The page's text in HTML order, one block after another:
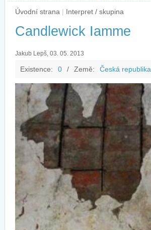
Úvodní strana | Interpret / skupina
Candlewick Iamme
Jakub Lepš, 03. 05. 2013
Existence: 0 / Země: Česká republika